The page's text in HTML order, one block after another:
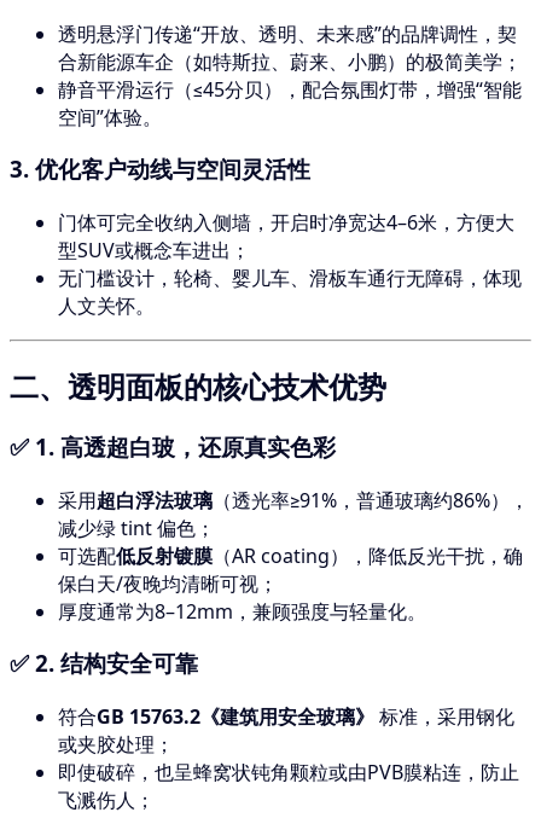
透明悬浮门传递“开放、透明、未来感”的品牌调性，契
合新能源车企（如特斯拉、蔚来、小鹏）的极简美学；
静音平滑运行（≤45分贝），配合氛围灯带，增强“智能
空间”体验。
3. 优化客户动线与空间灵活性
门体可完全收纳入侧墙，开启时净宽达4–6米，方便大
型SUV或概念车进出；
无门槛设计，轮椅、婴儿车、滑板车通行无障碍，体现
人文关怀。
二、透明面板的核心技术优势
✅ 1. 高透超白玻，还原真实色彩
采用超白浮法玻璃 （透光率≥91%，普通玻璃约86%），
减少绿 tint 偏色；
可选配低反射镀膜 （AR coating），降低反光干扰，确
保白天/夜晚均清晰可视；
厚度通常为8–12mm，兼顾强度与轻量化。
✅ 2. 结构安全可靠
符合GB 15763.2《建筑用安全玻璃》 标准，采用钢化
或夹胶处理；
即使破碎，也呈蜂窝状钝角颗粒或由PVB膜粘连，防止
飞溅伤人；